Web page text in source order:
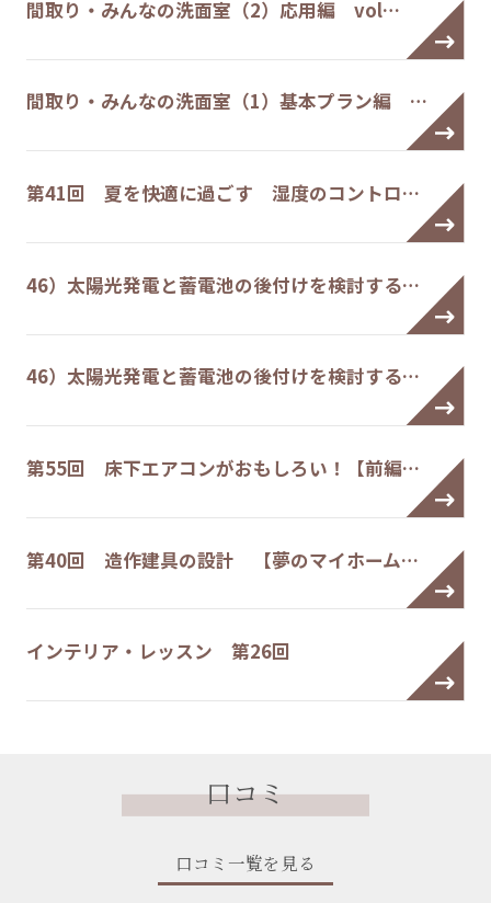
間取り・みんなの洗面室（2）応用編 vol…
間取り・みんなの洗面室（1）基本プラン編 …
第41回 夏を快適に過ごす 湿度のコントロ…
46）太陽光発電と蓄電池の後付けを検討する…
46）太陽光発電と蓄電池の後付けを検討する…
第55回 床下エアコンがおもしろい！【前編…
第40回 造作建具の設計 【夢のマイホーム…
インテリア・レッスン 第26回
口コミ
口コミ一覧を見る